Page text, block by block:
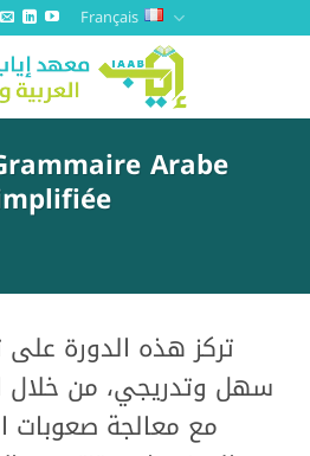
Français
Arabe
تركز هذه الدورة على
سهل وتدريجي، من خلال
مع معالجة صعوبات